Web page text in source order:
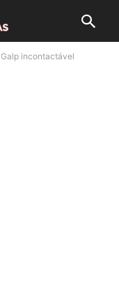
Galp incontactável